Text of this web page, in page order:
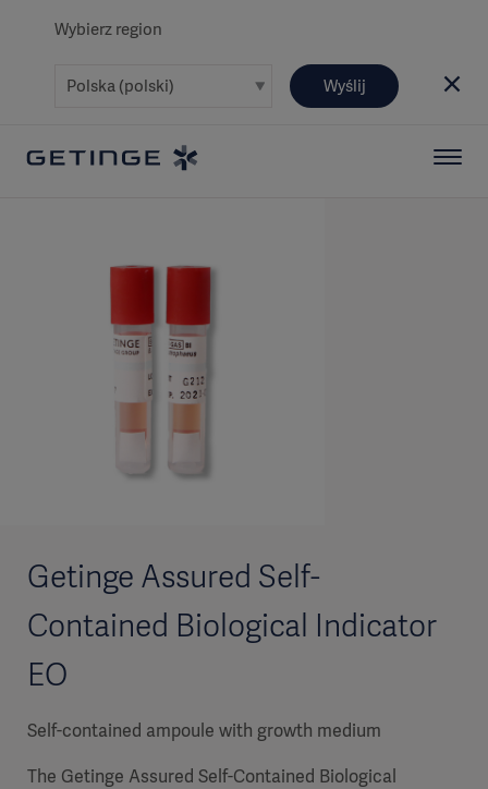
Wybierz region
Wyślij
Getinge Assured Self-
Contained Biological Indicator
EO
Self-contained ampoule with growth medium
The Getinge Assured Self-Contained Biological